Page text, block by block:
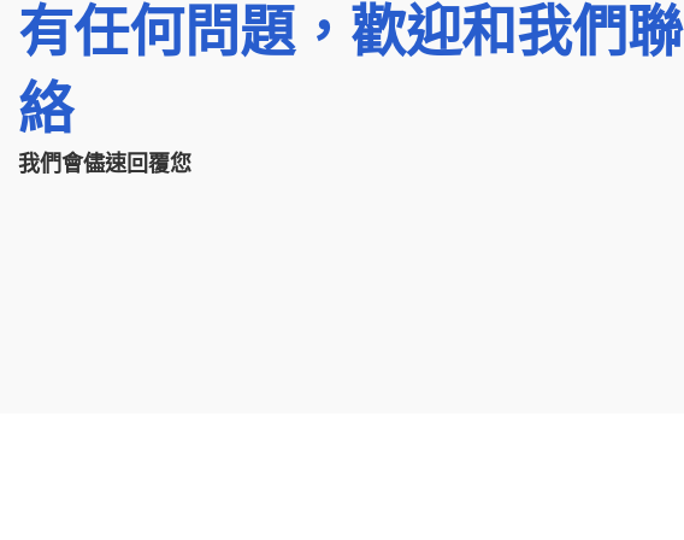
有任何問題，歡迎和我們聯
絡
我們會儘速回覆您